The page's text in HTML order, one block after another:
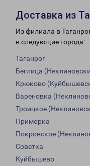
Доставка из
Из филиала в
в следующие города:
Таганрог
Беглица
Крюково
Вареновка
Троицкое
Приморка
Покровское
Советка
Куйбышево